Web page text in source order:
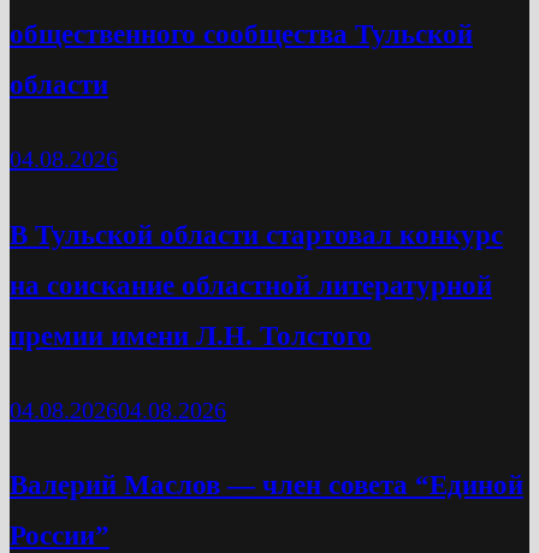
общественного сообщества Тульской
области
04.08.2026
В Тульской области стартовал конкурс
на соискание областной литературной
премии имени Л.Н. Толстого
04.08.202604.08.2026
Валерий Маслов — член совета “Единой
России”